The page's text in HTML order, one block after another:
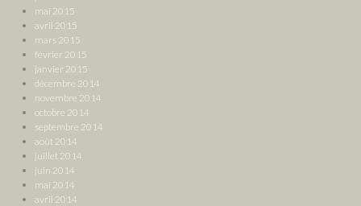
mai 2015
avril 2015
mars 2015
février 2015
janvier 2015
décembre 2014
novembre 2014
octobre 2014
septembre 2014
août 2014
juillet 2014
juin 2014
mai 2014
avril 2014